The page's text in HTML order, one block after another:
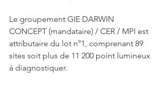
Le groupement GIE DARWIN
CONCEPT (mandataire) / CER / MPI est
attributaire du lot n°1, comprenant 89
sites soit plus de 11 200 point lumineux
à diagnostiquer.